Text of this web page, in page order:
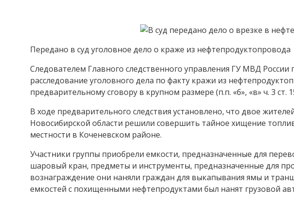
Передано в суд уголовное дело о краже из нефтепродуктопровода
Следователем Главного следственного управления ГУ МВД
расследование уголовного дела по факту кражи из
предварительному сговору в крупном размере (п.п. «б», «в» ч. 3 ст.
В ходе предварительного следствия установлено, что двое
Новосибирской области решили совершить тайное хищение
местности в Коченевском районе.
Участники группы приобрели емкости, предназначенные для
шаровый кран, предметы и инструменты, предназначенные для
вознаграждение они наняли граждан для выкапывания ямы и
емкостей с похищенными нефтепродуктами был нанят грузовой